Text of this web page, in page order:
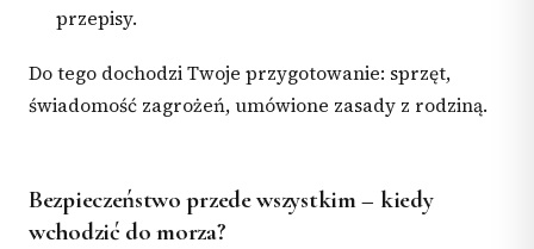
przepisy.
Do tego dochodzi Twoje przygotowanie: sprzęt,
świadomość zagrożeń, umówione zasady z rodziną.
Bezpieczeństwo przede wszystkim – kiedy
wchodzić do morza?